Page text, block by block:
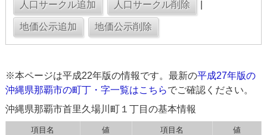
※本ページは平成22年版の情報です。最新の平成27年版の
沖縄県那覇市の町丁・字一覧はこちらでご確認ください。
沖縄県那覇市首里久場川町１丁目の基本情報
項目名 値 項目名
値